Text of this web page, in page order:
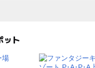
園・フラワーパー
ット